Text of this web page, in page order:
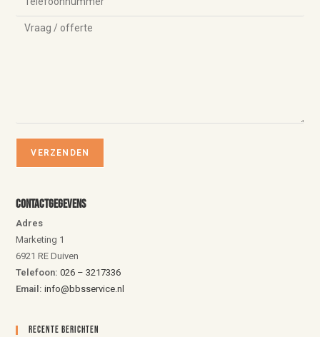
Contactgegevens
Adres
Marketing 1
6921 RE Duiven
Telefoon:026 – 3217336
Email: info@bbsservice.nl
Recente Berichten